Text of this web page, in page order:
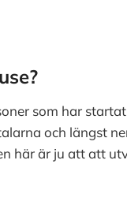
som har
och längst
här är ju att att